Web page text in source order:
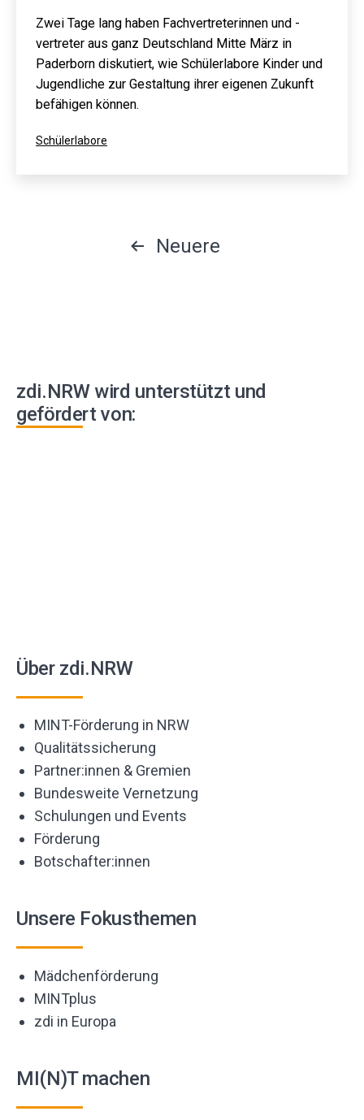
Zwei Tage lang haben Fachvertreterinnen und -
vertreter aus ganz Deutschland Mitte März in
Paderborn diskutiert, wie Schülerlabore Kinder und
Jugendliche zur Gestaltung ihrer eigenen Zukunft
befähigen können.
Kategorisiert
Schülerlabore
Seitennummerierung
Neuere
zdi.NRW wird unterstützt und
gefördert von:
Über zdi.NRW
MINT-Förderung in NRW
Qualitätssicherung
Partner:innen & Gremien
Bundesweite Vernetzung
Schulungen und Events
Förderung
Botschafter:innen
Unsere Fokusthemen
Mädchenförderung
MINTplus
zdi in Europa
MI(N)T machen